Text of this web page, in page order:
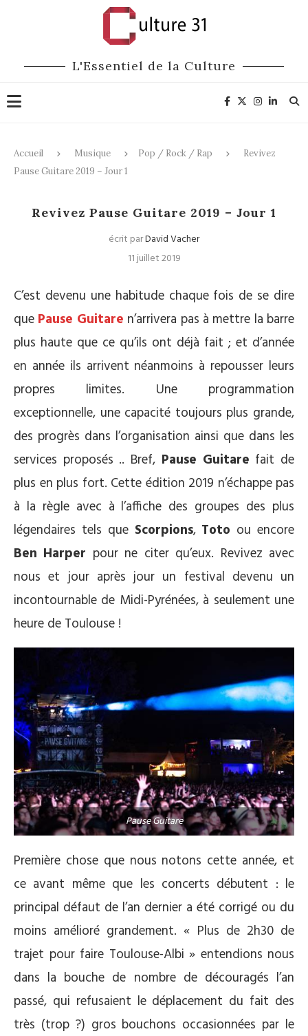
L'Essentiel de la Culture
Accueil Musique Pop / Rock / Rap
Revivez
Pause Guitare 2019 – Jour 1
Revivez Pause Guitare 2019 – Jour 1
écrit parDavid Vacher
11 juillet 2019
C’est devenu une habitude chaque fois de se dire
que Pause Guitare n’arrivera pas à mettre la barre
plus haute que ce qu’ils ont déjà fait ; et d’année
en année ils arrivent néanmoins à repousser leurs
propres limites. Une programmation
exceptionnelle, une capacité toujours plus grande,
des progrès dans l’organisation ainsi que dans les
services proposés .. Bref, Pause Guitare fait de
plus en plus fort. Cette édition 2019 n’échappe pas
à la règle avec à l’affiche des groupes des plus
légendaires tels que Scorpions, Toto ou encore
Ben Harper pour ne citer qu’eux. Revivez avec
nous et jour après jour un festival devenu un
incontournable de Midi-Pyrénées, à seulement une
heure de Toulouse !
Pause Guitare
Première chose que nous notons cette année, et
ce avant même que les concerts débutent : le
principal défaut de l’an dernier a été corrigé ou du
moins amélioré grandement. « Plus de 2h30 de
trajet pour faire Toulouse-Albi » entendions nous
dans la bouche de nombre de découragés l’an
passé, qui refusaient le déplacement du fait des
très (trop ?) gros bouchons occasionnées par le